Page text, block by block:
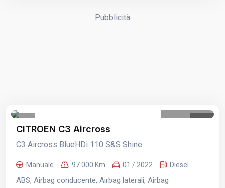
Pubblicità
1 /15
CITROEN C3 Aircross
C3 Aircross BlueHDi 110 S&S Shine
Manuale 97.000 Km 01 / 2022 Diesel
ABS, Airbag conducente, Airbag laterali, Airbag